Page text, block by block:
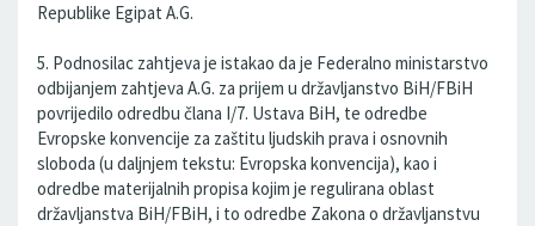
Republike Egipat A.G.
5. Podnosilac zahtjeva je istakao da je Federalno ministarstvo
odbijanjem zahtjeva A.G. za prijem u državljanstvo BiH/FBiH
povrijedilo odredbu člana I/7. Ustava BiH, te odredbe
Evropske konvencije za zaštitu ljudskih prava i osnovnih
sloboda (u daljnjem tekstu: Evropska konvencija), kao i
odredbe materijalnih propisa kojim je regulirana oblast
državljanstva BiH/FBiH, i to odredbe Zakona o državljanstvu